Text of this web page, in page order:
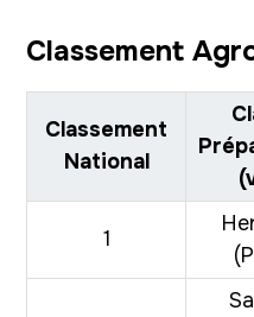
Classement
Classement
National
1